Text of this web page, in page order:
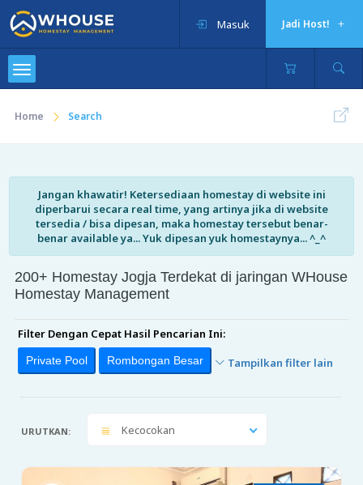
Jadi Host!
Masuk
Home Search
Jangan khawatir! Ketersediaan homestay di website ini
diperbarui secara real time, yang artinya jika di website
tersedia / bisa dipesan, maka homestay tersebut benar-
benar available ya... Yuk dipesan yuk homestaynya... ^_^
200+ Homestay Jogja Terdekat di jaringan WHouse
Homestay Management
Filter Dengan Cepat Hasil Pencarian Ini:
Private Pool Rombongan Besar Tampilkan filter lain
URUTKAN: Kecocokan